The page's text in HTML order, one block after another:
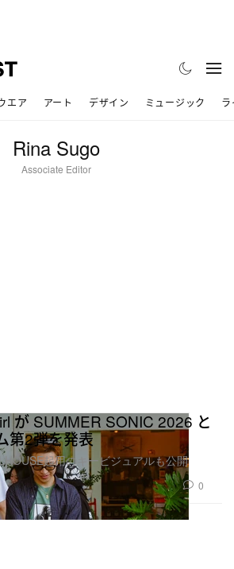
エア アート デザイン ミュージック
Rina Sugo
Associate Editor
が SUMMER SONIC 2026 と
第2弾を発表
起用のキービジュアルも公開
0